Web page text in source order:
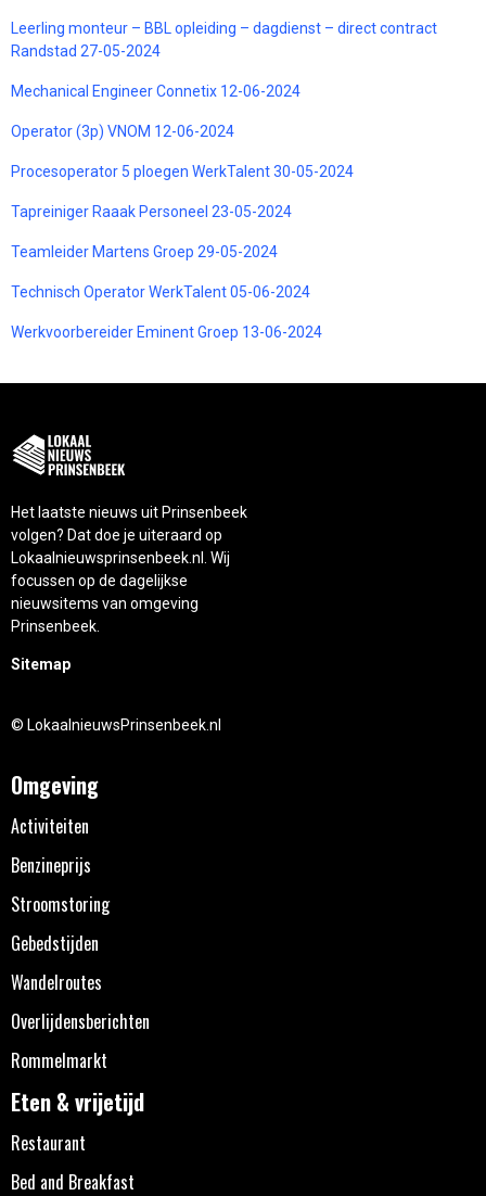
Leerling monteur – BBL opleiding – dagdienst – direct contract
Randstad 27-05-2024
Mechanical Engineer Connetix 12-06-2024
Operator (3p) VNOM 12-06-2024
Procesoperator 5 ploegen WerkTalent 30-05-2024
Tapreiniger Raaak Personeel 23-05-2024
Teamleider Martens Groep 29-05-2024
Technisch Operator WerkTalent 05-06-2024
Werkvoorbereider Eminent Groep 13-06-2024
Het laatste nieuws uit Prinsenbeek
volgen? Dat doe je uiteraard op
Lokaalnieuwsprinsenbeek.nl. Wij
focussen op de dagelijkse
nieuwsitems van omgeving
Prinsenbeek.
Sitemap
© LokaalnieuwsPrinsenbeek.nl
Omgeving
Activiteiten
Benzineprijs
Stroomstoring
Gebedstijden
Wandelroutes
Overlijdensberichten
Rommelmarkt
Eten & vrijetijd
Restaurant
Bed and Breakfast